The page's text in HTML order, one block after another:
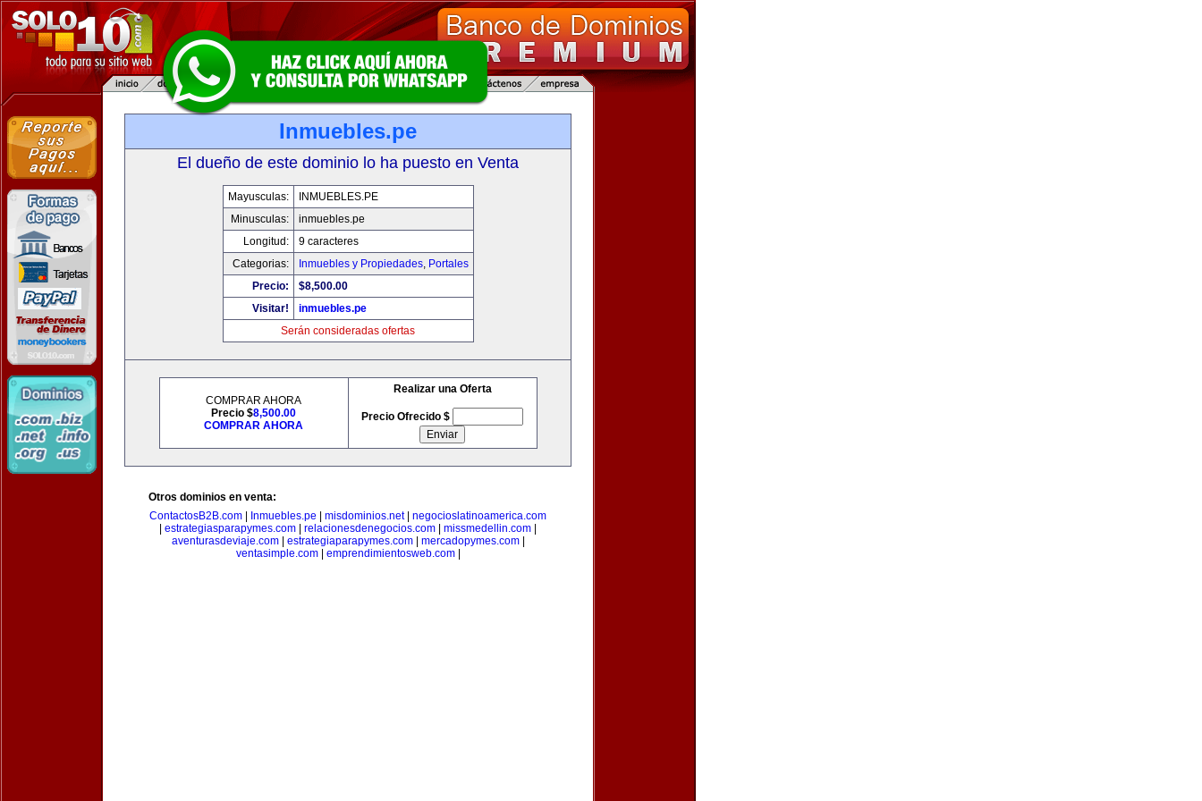
Inmuebles.pe
El dueño de este dominio lo ha puesto en Venta
Mayusculas:
INMUEBLES.PE
Minusculas:
inmuebles.pe
Longitud:
9 caracteres
Categorias:
Inmuebles y Propiedades, Portales
Precio:
$8,500.00
Visitar!
inmuebles.pe
Serán consideradas ofertas
COMPRAR AHORA
Precio $8,500.00
COMPRAR AHORA
Realizar una Oferta
Precio Ofrecido $
Otros dominios en venta:
ContactosB2B.com
Inmuebles.pe misdominios.net| negocioslatinoamerica.com
estrategiasparapymes.com relacionesdenegocios.com missmedellin.com
aventurasdeviaje.com| estrategiaparapymes.com| mercadopymes.com|
ventasimple.com| emprendimientosweb.com|